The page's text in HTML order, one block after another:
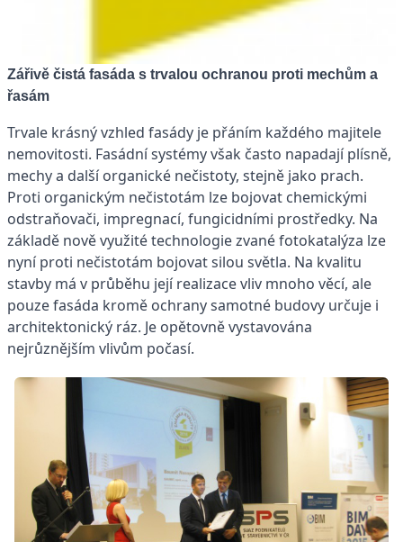
Zářivě čistá fasáda s trvalou ochranou proti mechům a
řasám
Trvale krásný vzhled fasády je přáním každého majitele
nemovitosti. Fasádní systémy však často napadají plísně,
mechy a další organické nečistoty, stejně jako prach.
Proti organickým nečistotám lze bojovat chemickými
odstraňovači, impregnací, fungicidními prostředky. Na
základě nově využité technologie zvané fotokatalýza lze
nyní proti nečistotám bojovat silou světla. Na kvalitu
stavby má v průběhu její realizace vliv mnoho věcí, ale
pouze fasáda kromě ochrany samotné budovy určuje i
architektonický ráz. Je opětovně vystavována
nejrůznějším vlivům počasí.